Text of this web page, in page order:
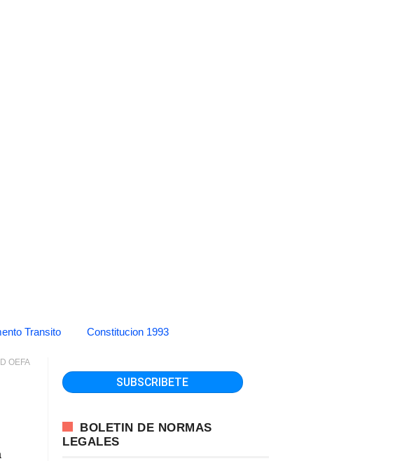
Transito Constitucion 1993
OEFA
BOLETIN DE NORMAS
LEGALES